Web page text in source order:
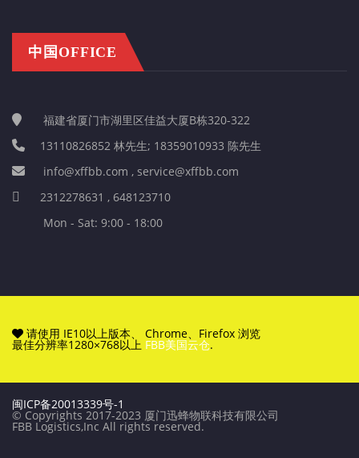
中国OFFICE
福建省厦门市湖里区佳益大厦B栋320-322
13110826852 林先生; 18359010933 陈先生
info@xffbb.com , service@xffbb.com
2312278631 , 648123710
Mon - Sat: 9:00 - 18:00
请使用 IE10以上版本、 Chrome、Firefox 浏览
最佳分辨率1280×768以上 FBB美国云仓.
闽ICP备20013339号-1
© Copyrights 2017-2023 厦门迅蜂物联科技有限公司
FBB Logistics,Inc All rights reserved.